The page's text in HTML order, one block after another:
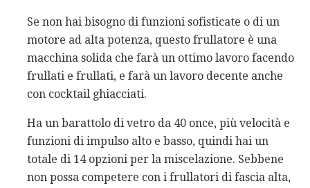
Se non hai bisogno di funzioni sofisticate o di un
motore ad alta potenza, questo frullatore è una
macchina solida che farà un ottimo lavoro facendo
frullati e frullati, e farà un lavoro decente anche
con cocktail ghiacciati.
Ha un barattolo di vetro da 40 once, più velocità e
funzioni di impulso alto e basso, quindi hai un
totale di 14 opzioni per la miscelazione. Sebbene
non possa competere con i frullatori di fascia alta,